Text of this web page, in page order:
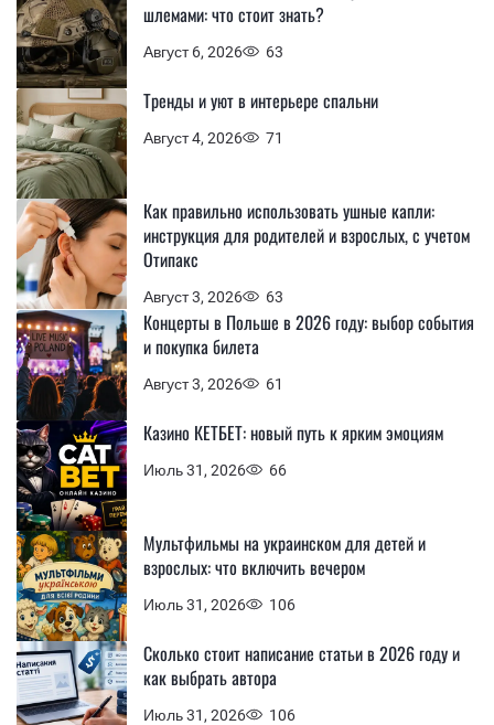
Август 6, 2026 63
шлемами: что стоит знать?
Август 4, 2026 71
Тренды и уют в интерьере спальни
Август 3, 2026 63
Как правильно использовать ушные капли:
инструкция для родителей и взрослых, с учетом
Отипакс
Август 3, 2026 61
Концерты в Польше в 2026 году: выбор события
и покупка билета
Июль 31, 2026 66
Казино КЕТБЕТ: новый путь к ярким эмоциям
Июль 31, 2026 106
Мультфильмы на украинском для детей и
взрослых: что включить вечером
Июль 31, 2026 106
Сколько стоит написание статьи в 2026 году и
как выбрать автора